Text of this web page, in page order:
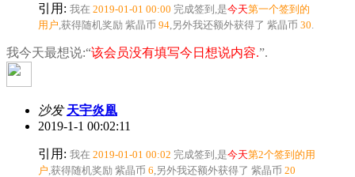
引用: 我在 2019-01-01 00:00 完成签到,是今天第一个签到的
用户 ,获得随机奖励 紫晶币 94 ,另外我还额外获得了 紫晶币 30
我今天最想说:“该会员没有填写今日想说内容.”.
沙发 天宇炎凰
2019-1-1 00:02:11
引用: 我在 2019-01-01 00:02 完成签到,是今天第2个签到的用
户 ,获得随机奖励 紫晶币 6 ,另外我还额外获得了 紫晶币 20